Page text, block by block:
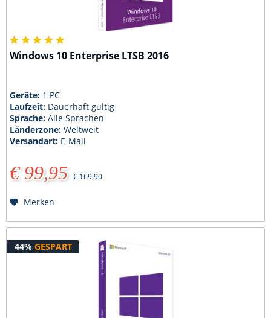
Windows 10 Enterprise LTSB 2016
Geräte: 1 PC
Laufzeit: Dauerhaft gültig
Sprache:Alle Sprachen
Länderzone:Weltweit
Versandart: E-Mail
€ 99,95 € 169,90
Merken
44% GESPART